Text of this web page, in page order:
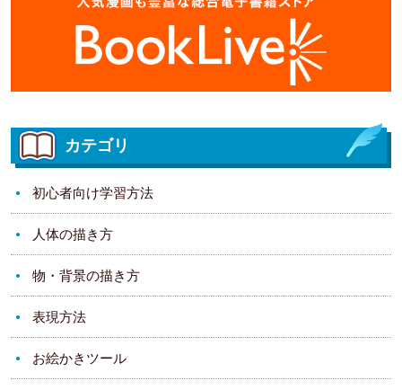
カテゴリ
初心者向け学習方法
人体の描き方
物・背景の描き方
表現方法
お絵かきツール